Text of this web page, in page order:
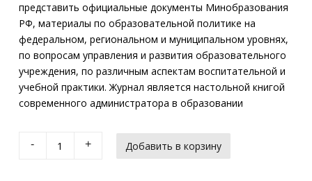
представить официальные документы Минобразования
РФ, материалы по образовательной политике на
федеральном, региональном и муниципальном уровнях,
по вопросам управления и развития образовательного
учреждения, по различным аспектам воспитательной и
учебной практики. Журнал является настольной книгой
современного администратора в образовании
- +